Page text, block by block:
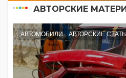
АВТОРСКИЕ
АВТОМОБИЛИ АВТОРСКИЕ